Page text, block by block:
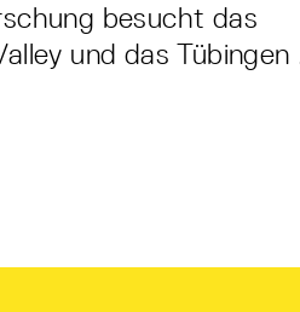
besucht das
und das Tübingen